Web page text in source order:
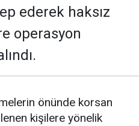
ederek haksız
operasyon
önünde korsan
kişilere yönelik